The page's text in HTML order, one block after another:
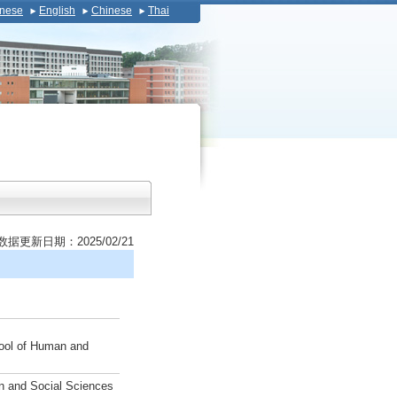
English Chinese Thai
据更新日期：2025/02/21
of Human and
and Social Sciences